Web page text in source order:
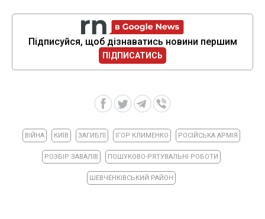
Підписуйся, щоб дізнаватись новини першим
ПІДПИСАТИСЬ
ВІЙНА КИЇВ ЗАГИБЛІ ІГОР КЛИМЕНКО РОСІЙСЬКА АРМІЯ
РОЗБІР ЗАВАЛІВ ПОШУКОВО-РЯТУВАЛЬНІ РОБОТИ
ШЕВЧЕНКІВСЬКИЙ РАЙОН